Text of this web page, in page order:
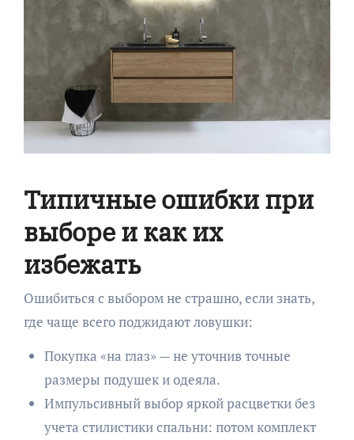
Типичные ошибки при
выборе и как их
избежать
Ошибиться с выбором не страшно, если знать,
где чаще всего поджидают ловушки:
Покупка «на глаз» — не уточнив точные
размеры подушек и одеяла.
Импульсивный выбор яркой расцветки без
учета стилистики спальни: потом комплект